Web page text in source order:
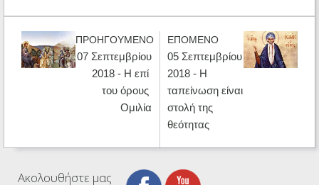
ΠΡΟΗΓΟΥΜΕΝΟ
07 Σεπτεμβρίου
2018 - Η επί
του όρους
Ομιλία
ΕΠΟΜΕΝΟ
05 Σεπτεμβρίου
2018 - Η
ταπείνωση είναι
στολή της
θεότητας
Ακολουθήστε μας